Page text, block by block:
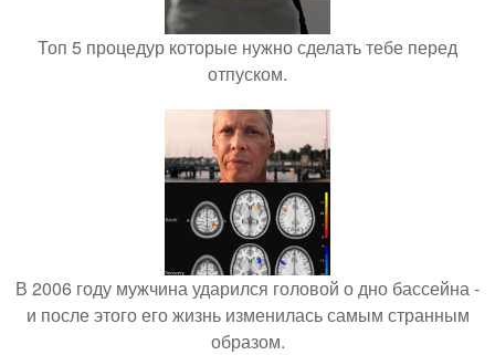
Топ 5 процедур которые нужно сделать тебе перед
отпуском.
В 2006 году мужчина ударился головой о дно бассейна -
и после этого его жизнь изменилась самым странным
образом.